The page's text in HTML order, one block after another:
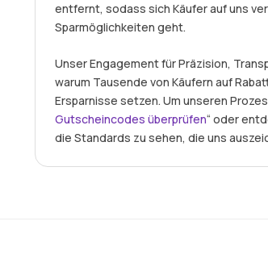
entfernt, sodass sich Käufer auf uns
Sparmöglichkeiten geht.
Unser Engagement für Präzision,
warum Tausende von Käufern auf
Ersparnisse setzen. Um unseren
Gutscheincodes überprüfen“ oder
die Standards zu sehen, die uns